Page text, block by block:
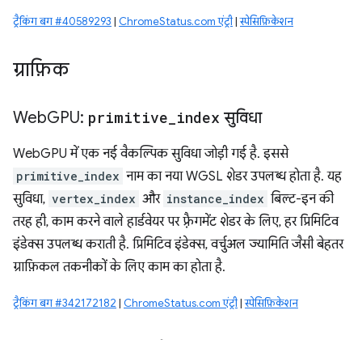
ट्रैकिंग बग #40589293 | ChromeStatus.com एंट्री|स्पेसिफ़िकेशन
ग्राफ़िक
WebGPU: primitive index सुविधा
WebGPU में एक नई वैकल्पिक सुविधा जोड़ी गई है. इससे
primitive_index नाम का नया WGSL शेडर उपलब्ध होता है. यह
सुविधा, vertex_index और instance_index बिल्ट-इन की
तरह ही, काम करने वाले हार्डवेयर पर फ़्रैगमेंट शेडर के लिए, हर प्रिमिटिव
इंडेक्स उपलब्ध कराती है. प्रिमिटिव इंडेक्स, वर्चुअल ज्यामिति जैसी बेहतर
ग्राफ़िकल तकनीकों के लिए काम का होता है.
ट्रैकिंग बग #342172182 | ChromeStatus.com एंट्री|स्पेसिफ़िकेशन